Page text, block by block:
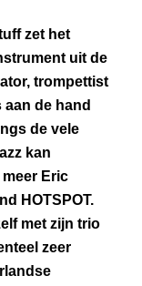
zet het
uit de
trompettist
de hand
de vele
kan
Eric
HOTSPOT.
met zijn trio
zeer